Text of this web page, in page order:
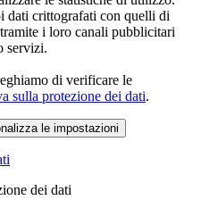
dati crittografati con quelli di
i loro canali pubblicitari
servizi.
di verificare le
sulla protezione dei dati.
le impostazioni
dei dati